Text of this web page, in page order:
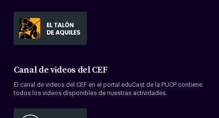
Canal de videos del CEF
El canal de videos del CEF en el portal eduCast de la PUCP contiene
todos los videos disponibles de nuestras actividades.